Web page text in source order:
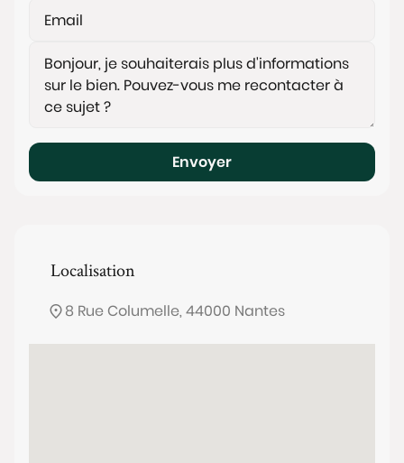
Envoyer
Localisation
8 Rue Columelle, 44000 Nantes